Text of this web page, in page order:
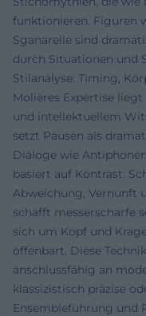
funktionieren. Figuren
Sganarelle sind
durch Situationen und
Stilanalyse: Timing,
Molières Expertise
und intellektuellem
setzt Pausen als
Dialoge wie
basiert auf Kontrast:
Abweichung, Vernunft
schafft messerscharfe
sich um Kopf und
offenbart. Diese
anschlussfähig an
klassizistisch präzise
Ensembleführung und